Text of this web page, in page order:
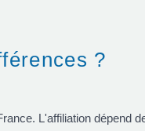
?
L'affiliation dépend